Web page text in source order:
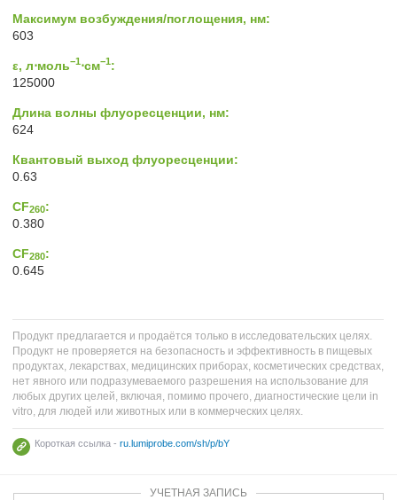
Максимум возбуждения/поглощения, нм:
603
ε, л⋅моль−1⋅см−1:
125000
Длина волны флуоресценции, нм:
624
Квантовый выход флуоресценции:
0.63
CF260:
0.380
CF280:
0.645
Продукт предлагается и продаётся только в исследовательских целях.
Продукт не проверяется на безопасность и эффективность в пищевых
продуктах, лекарствах, медицинских приборах, косметических средствах,
нет явного или подразумеваемого разрешения на использование для
любых других целей, включая, помимо прочего, диагностические цели in
vitro, для людей или животных или в коммерческих целях.
Короткая ссылка - ru.lumiprobe.com/sh/p/bY
УЧЕТНАЯ ЗАПИСЬ